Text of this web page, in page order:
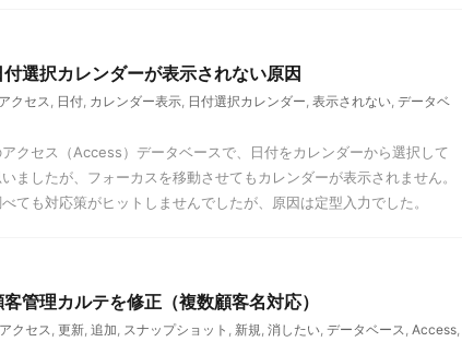
付選択カレンダーが表示されない原因
アクセス, 日付, カレンダー表示, 日付選択カレンダー, 表示されない, データベ
クセス（Access）データベースで、日付をカレンダーから選択して
ましたが、フォーカスを移動させてもカレンダーが表示されません。
ても対応策がヒットしませんでしたが、原因は定型入力でした。
管理カルテを修正（複数顧客名対応）
アクセス, 更新, 追加, スナップショット , 新規, 消したい, データベース, Access,